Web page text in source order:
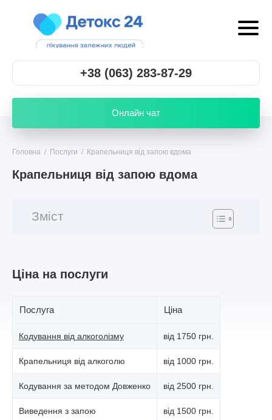
+38 (063) 283-87-29
Онлайн чат
Головна / Послуги / Крапельниця від запою вдома
Крапельниця від запою вдома
Зміст
Ціна на послуги
Послуга Ціна
Кодування від алкоголізму від 1750 грн.
Крапельниця від алкоголю від 1000 грн.
Кодування за методом Довженко від 2500 грн.
Виведення з запою від 1500 грн.